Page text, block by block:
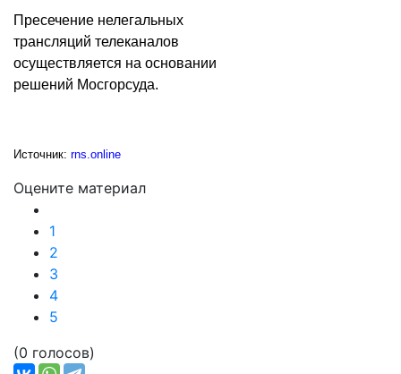
Пресечение нелегальных
трансляций телеканалов
осуществляется на основании
решений Мосгорсуда.
Источник: rns.online
Оцените материал
1
2
3
4
5
(0 голосов)